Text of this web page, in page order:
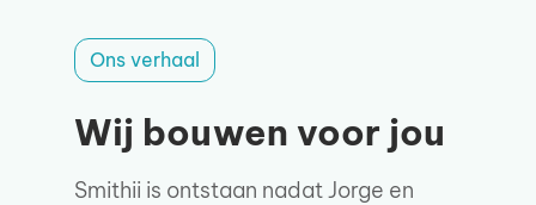
Ons verhaal
Wij bouwen voor jou
Smithii is ontstaan nadat Jorge en